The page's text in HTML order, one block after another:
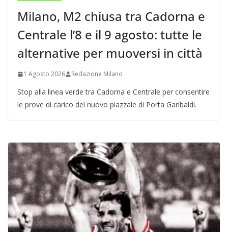
Milano, M2 chiusa tra Cadorna e
Centrale l’8 e il 9 agosto: tutte le
alternative per muoversi in città
1 Agosto 2026 Redazione Milano
Stop alla linea verde tra Cadorna e Centrale per consentire
le prove di carico del nuovo piazzale di Porta Garibaldi.